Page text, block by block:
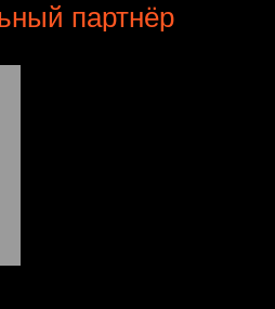
партнёр